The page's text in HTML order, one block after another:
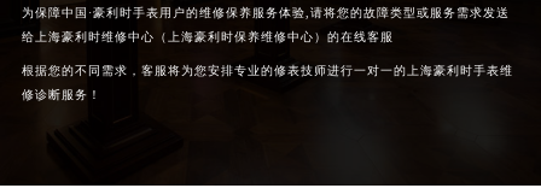
为保障中国·豪利时手表用户的维修保养服务体验,请将您的故障类型或服务需求发送
给上海豪利时维修中心（上海豪利时保养维修中心）的在线客服
根据您的不同需求，客服将为您安排专业的修表技师进行一对一的上海豪利时手表维
修诊断服务！